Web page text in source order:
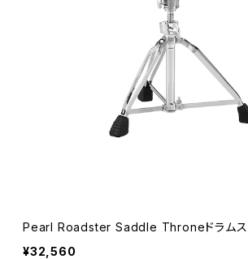
Pearl Roadster Saddle Throneドラム
¥32,560